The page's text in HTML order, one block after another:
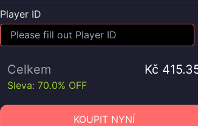
Player ID
Celkem Kč
Sleva: 70.0% OFF
KOUPIT NYNÍ